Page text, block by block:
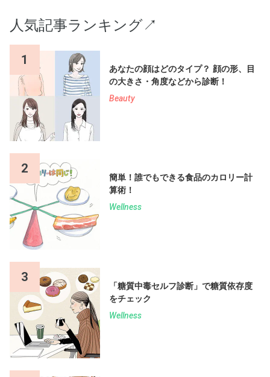
人気記事ランキング↗︎
1
あなたの顔はどのタイプ？ 顔の形、目
の大きさ・角度などから診断！
Beauty
2
簡単！誰でもできる食品のカロリー計
算術！
Wellness
3
「糖質中毒セルフ診断」で糖質依存度
をチェック
Wellness